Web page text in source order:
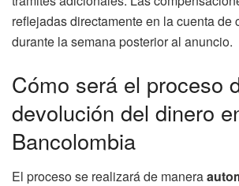
reflejadas directamente en la cuenta de
durante la semana posterior al anuncio.
Cómo será el proceso
devolución del dinero
Bancolombia
El proceso se realizará de manera